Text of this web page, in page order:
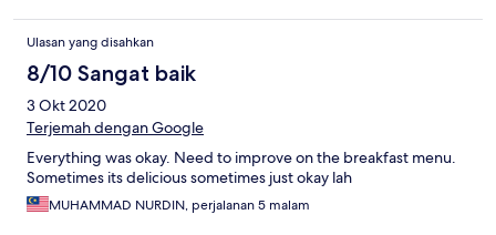
Ulasan yang disahkan
8/10 Sangat baik
3 Okt 2020
Terjemah dengan Google
Everything was okay. Need to improve on the breakfast menu.
Sometimes its delicious sometimes just okay lah
MUHAMMAD NURDIN, perjalanan 5 malam